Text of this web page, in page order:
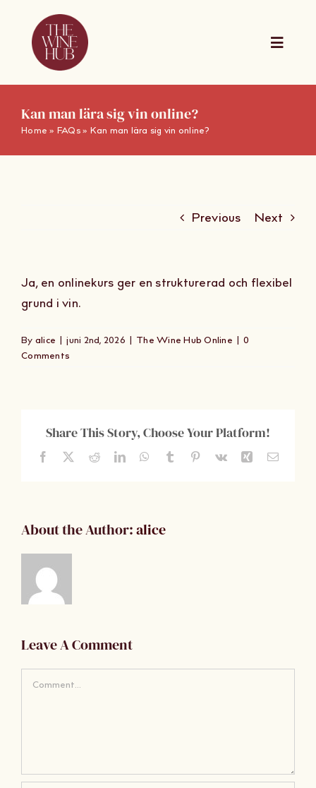
content
Toggle
Presentkort
Om Oss
Kan man lära sig vin online?
Home » FAQs» Kan man lära sig vin online?
Previous Next
Ja, en onlinekurs ger en strukturerad och flexibel
grund i vin.
By alice | juni 2nd, 2026 | The Wine Hub Online | 0
Comments
Share This Story, Choose Your Platform!
Facebook RedditLinkedInWhatsApp
Tumblr Pinterest
Vk Xing Email
About the Author:alice
Leave A Comment
Comment